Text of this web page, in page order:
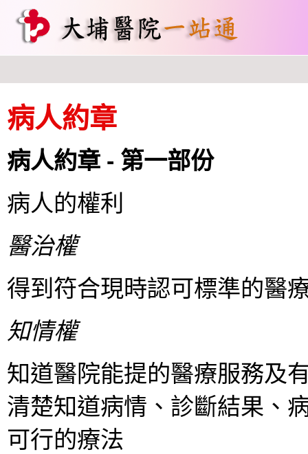
病人約章
病人約章 - 第一部份
病人的權利
醫治權
得到符合現時認可標準的醫
知情權
知道醫院能提的醫療服務及
清楚知道病情、診斷結果、
可行的療法